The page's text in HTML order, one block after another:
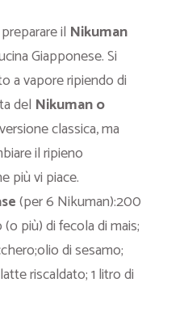
il Nikuman
Giapponese. Si
a vapore ripiendo di
del Nikuman o
classica, ma
il ripieno
più vi piace.
(per 6 Nikuman):200
(o più) di fecola di mais;
di sesamo;
riscaldato; 1 litro di